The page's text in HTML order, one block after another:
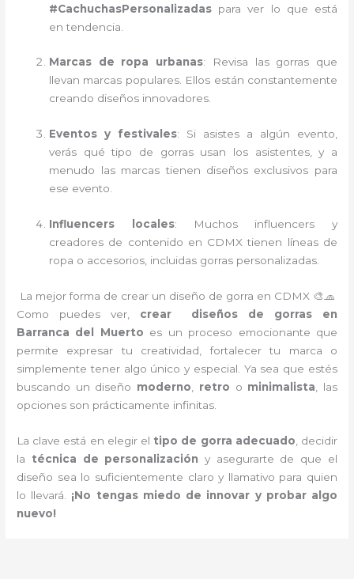
#CachuchasPersonalizadas para ver lo que está
en tendencia.
Marcas de ropa urbanas: Revisa las gorras que
llevan marcas populares. Ellos están constantemente
creando diseños innovadores.
Eventos y festivales: Si asistes a algún evento,
verás qué tipo de gorras usan los asistentes, y a
menudo las marcas tienen diseños exclusivos para
ese evento.
Influencers locales: Muchos influencers y
creadores de contenido en CDMX tienen líneas de
ropa o accesorios, incluidas gorras personalizadas.
La mejor forma de crear un diseño de gorra en CDMX 🎨🧢
Como puedes ver, crear diseños de gorras en
Barranca del Muerto es un proceso emocionante que
permite expresar tu creatividad, fortalecer tu marca o
simplemente tener algo único y especial. Ya sea que estés
buscando un diseño moderno retro o minimalista , las
opciones son prácticamente infinitas.
La clave está en elegir el tipo de gorra adecuado , decidir
la técnica de personalización y asegurarte de que el
diseño sea lo suficientemente claro y llamativo para quien
lo llevará. ¡No tengas miedo de innovar y probar algo
nuevo!